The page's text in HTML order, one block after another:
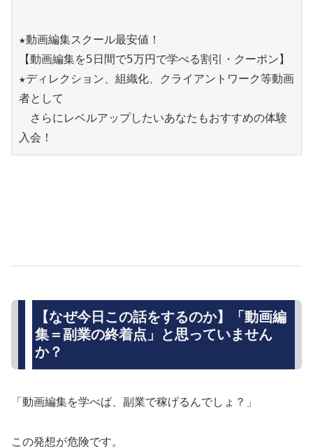
★動画編集スクール最安値！
【動画編集を5日間で5万円で学べる割引・クーポン】
★ディレクション、組織化、クライアントワーク等動画
者として
さらにレベルアップしたいあなたもおすすめの体験
入会！
【なぜ今日この話をするのか】「動画編
集＝副業の終着点」と思っていません
か？
「動画編集を学べば、副業で稼げるんでしょ？」
この発想が危険です。